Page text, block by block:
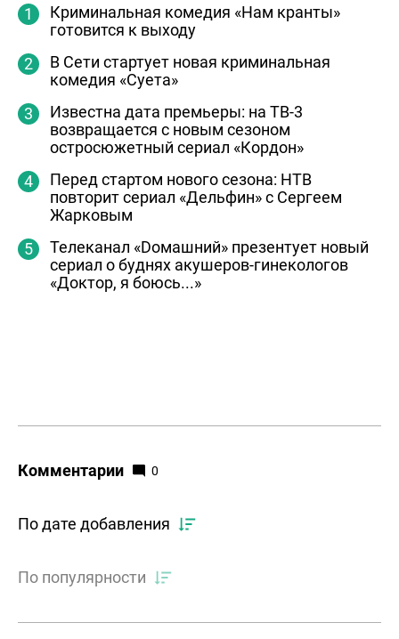
Криминальная комедия «Нам кранты»
готовится к выходу
В Сети стартует новая криминальная
комедия «Суета»
Известна дата премьеры: на ТВ-3
возвращается с новым сезоном
остросюжетный сериал «Кордон»
Перед стартом нового сезона: НТВ
повторит сериал «Дельфин» с Сергеем
Жарковым
Телеканал «Dомашний» презентует новый
сериал о буднях акушеров-гинекологов
«Доктор, я боюсь...»
Комментарии 0
По дате добавления
По популярности